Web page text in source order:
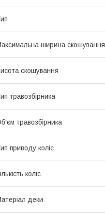
ширина скошування
скошування
травозбірника
травозбірника
приводу коліс
коліс
деки